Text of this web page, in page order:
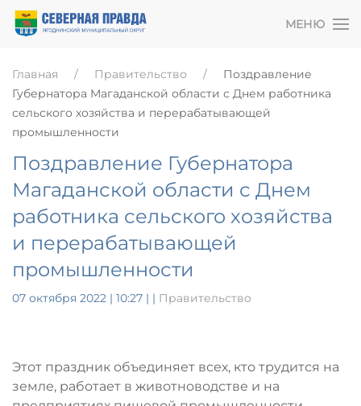
МЕНЮ
Главная Правительство
Поздравление
Губернатора Магаданской области с Днем работника
сельского хозяйства и перерабатывающей
промышленности
Поздравление Губернатора
Магаданской области с Днем
работника сельского хозяйства
и перерабатывающей
промышленности
07 октября 2022 | 10:27 | | Правительство
Этот праздник объединяет всех, кто трудится на
земле, работает в животноводстве и на